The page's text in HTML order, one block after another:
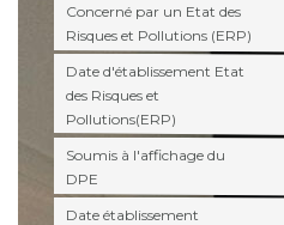
Concerné par un Etat des
Risques et Pollutions (ERP)
Date d'établissement Etat
des Risques et
Pollutions(ERP)
Soumis à l'affichage du
DPE
Date établissement